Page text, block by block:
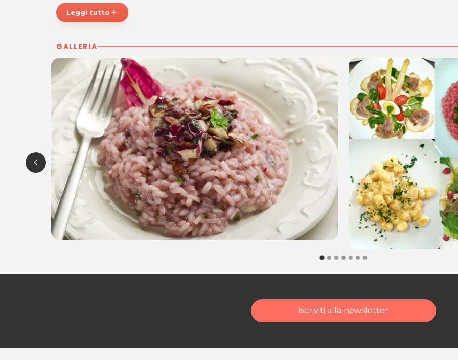
Dotato diarea bimbi esterna
Pituello dispone anche di curate ed accoglienti
La buona e genuina cucina friulana, in un cascinale immerso nel verde!
L'AGRITURISMO PITUELLO ti aspetta per farti assaporare tutti i suoi
prodotti tipici di propria produzione!
Maggiori informazioni:Agriturismopituello.com.
*Prezzi di listino verificati in data 15/10/2016.
ORARI
Giovedì e Venerdì: 17.00 - 00.00
Sabato e Domenica 10.00 / 00.00
AGRITURISMO PITUELLO
Via San Antonio, 49/A
33030 Talmassons (UD)
Tel. 0432766186
Cel. 3394322208
aposta@espevia.it.
Leggi tutto add
GALLERIA
Iscriviti alla newsletter